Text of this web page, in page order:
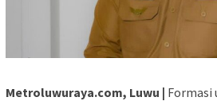
Metroluwuraya.com, Luwu | Formasi